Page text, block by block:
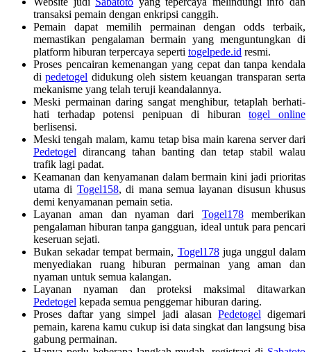
transaksi pemain dengan enkripsi canggih.
Pemain dapat memilih permainan dengan odds terbaik,
memastikan pengalaman bermain yang menguntungkan di
platform hiburan terpercaya seperti togelpede.id resmi.
Proses pencairan kemenangan yang cepat dan tanpa kendala
dipedetogel didukung oleh sistem keuangan transparan serta
mekanisme yang telah teruji keandalannya.
Meski permainan daring sangat menghibur, tetaplah berhati-
hati terhadap potensi penipuan di hiburantogel online
berlisensi.
Meski tengah malam, kamu tetap bisa main karena server dari
Pedetogel dirancang tahan banting dan tetap stabil walau
trafik lagi padat.
Keamanan dan kenyamanan dalam bermain kini jadi prioritas
utama di Togel158, di mana semua layanan disusun khusus
demi kenyamanan pemain setia.
Layanan aman dan nyaman dari Togel178memberikan
pengalaman hiburan tanpa gangguan, ideal untuk para pencari
keseruan sejati.
Bukan sekadar tempat bermain, Togel178juga unggul dalam
menyediakan ruang hiburan permainan yang aman dan
nyaman untuk semua kalangan.
Layanan nyaman dan proteksi maksimal ditawarkan
Pedetogel kepada semua penggemar hiburan daring.
Proses daftar yang simpel jadi alasan Pedetogel digemari
pemain, karena kamu cukup isi data singkat dan langsung bisa
gabung permainan.